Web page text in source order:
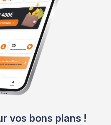
vos bons plans !